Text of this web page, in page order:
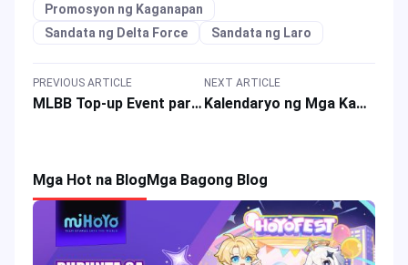
Promosyon ng Kaganapan
Sandata ng Delta Force
Sandata ng Laro
PREVIOUS ARTICLE
MLBB Top-up Event para sa M6 Skins nina Joy at Beatrix at ONIC Philippines Gaming Rewards
NEXT ARTICLE
Kalendaryo ng Mga Kaganapan ng Mobile Legends: Bang Bang para sa Nobyembre 2025 na may Mga Espesyal na Alok
Mga Hot na BlogMga Bagong Blog